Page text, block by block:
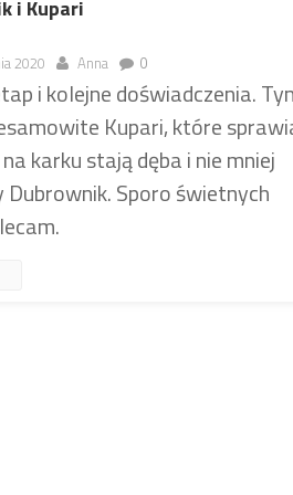
i Kupari
2020 Anna 0
i kolejne doświadczenia.
Kupari, które
karku stają dęba i nie mniej
Dubrownik. Sporo świetnych